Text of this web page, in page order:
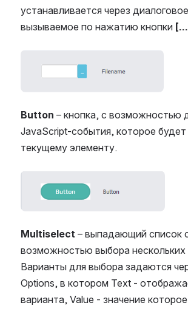
устанавливается через
вызываемое по нажатию кнопки
Button – кнопка, с возможностью
JavaScript-события, которое
текущему элементу.
Multiselect – выпадающий список
возможностью выбора нескольких
Варианты для выбора задаются
Options, в котором Text -
варианта, Value - значение